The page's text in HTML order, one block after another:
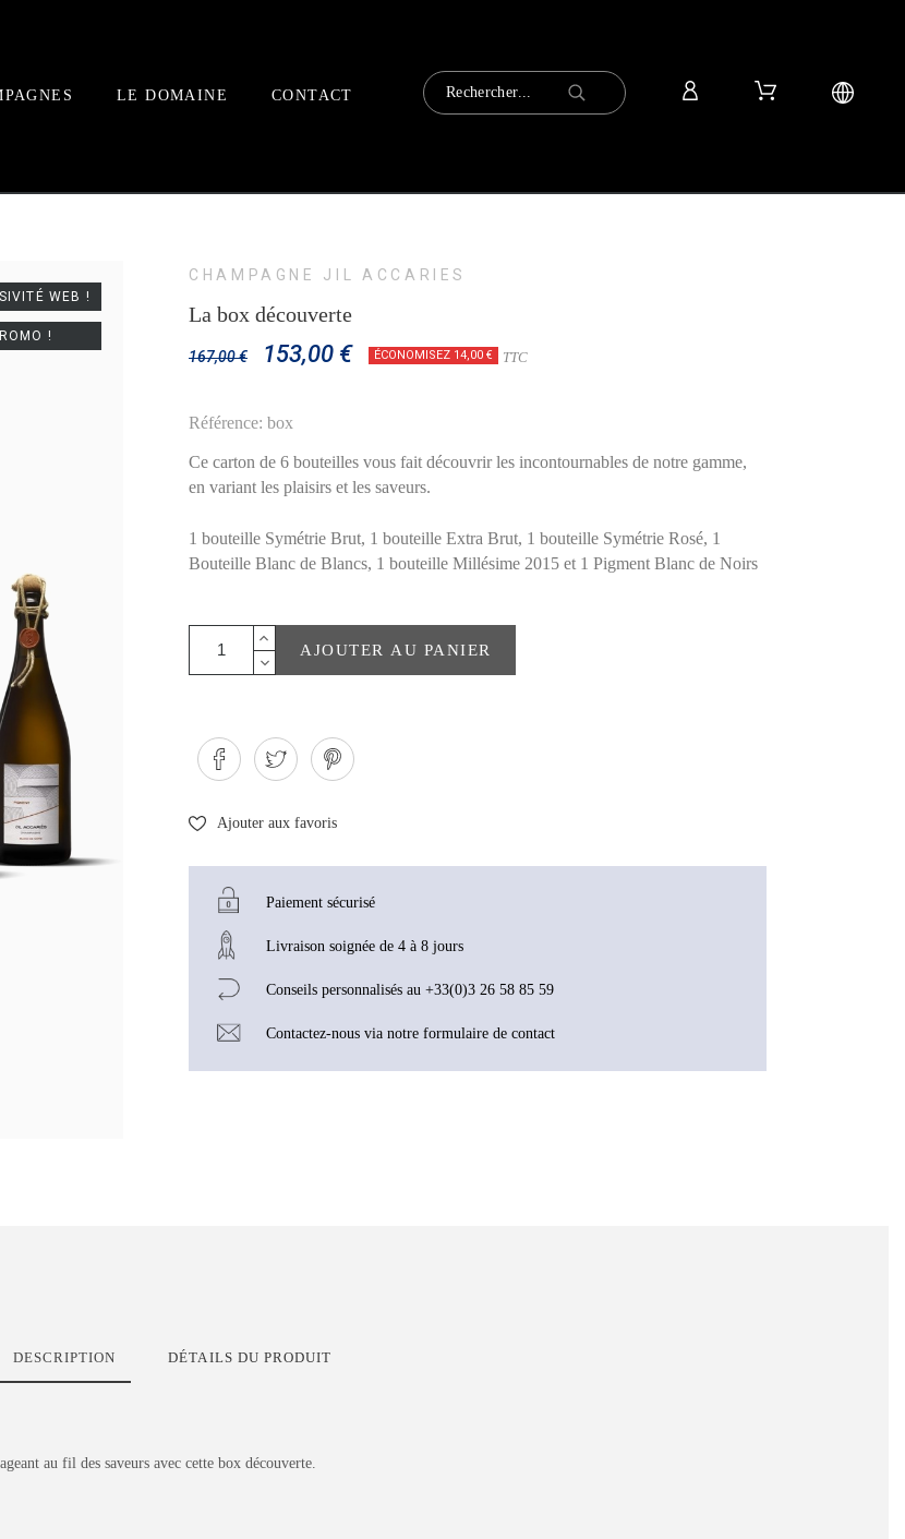
LE DOMAINE CONTACT
WEB !
!
CHAMPAGNE JIL ACCARIES
La box découverte
167,00 € 153,00 € ÉCONOMISEZ 14,00 € TTC
Référence: box
Ce carton de 6 bouteilles vous fait découvrir les incontournables de notre gamme,
en variant les plaisirs et les saveurs.
1 bouteille Symétrie Brut, 1 bouteille Extra Brut, 1 bouteille Symétrie Rosé, 1
Bouteille Blanc de Blancs, 1 bouteille Millésime 2015 et 1 Pigment Blanc de Noirs
AJOUTER AU PANIER
Ajouter aux favoris
Paiement sécurisé
Livraison soignée de 4 à 8 jours
Conseils personnalisés au +33(0)3 26 58 85 59
Contactez-nous via notre formulaire de contact
DESCRIPTION DÉTAILS DU PRODUIT
au fil des saveurs avec cette box découverte.